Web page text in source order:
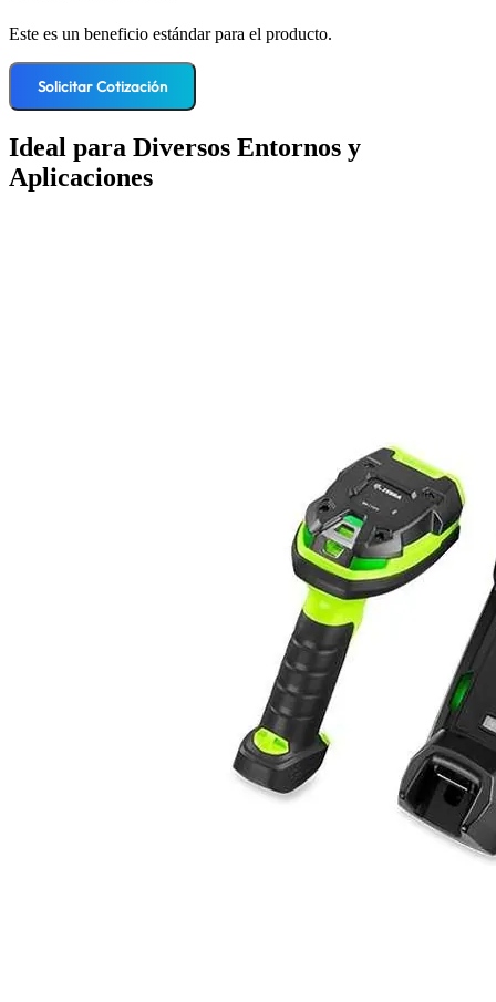
Este es un beneficio estándar para el producto.
Solicitar Cotización
Ideal para Diversos Entornos y
Aplicaciones